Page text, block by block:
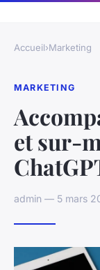
Accueil›Marketing
MARKETING
et sur-
admin — 5 mars